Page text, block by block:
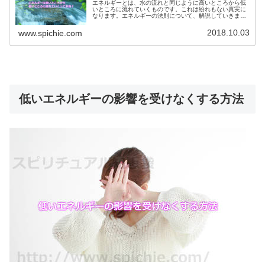
エネルギーとは、水の流れと同じように高いところから低
いところに流れていくものです。これは紛れもない真実に
なります。エネルギーの法則について、解説していきま
www.spichie.com 2018.10.03
低いエネルギーの影響を受けなくする方法